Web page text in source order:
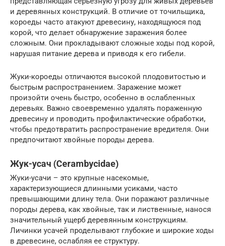
и деревянных конструкций. В отличие от точильщика,
короеды часто атакуют древесину, находящуюся под
корой, что делает обнаружение заражения более
сложным. Они прокладывают сложные ходы под корой,
нарушая питание дерева и приводя к его гибели.
Жуки-короеды отличаются высокой плодовитостью и
быстрым распространением. Заражение может
произойти очень быстро, особенно в ослабленных
деревьях. Важно своевременно удалять пораженную
древесину и проводить профилактические обработки,
чтобы предотвратить распространение вредителя. Они
предпочитают хвойные породы дерева.
Жук-усач (Cerambycidae)
Жуки-усачи – это крупные насекомые,
характеризующиеся длинными усиками, часто
превышающими длину тела. Они поражают различные
породы дерева, как хвойные, так и лиственные, нанося
значительный ущерб деревянным конструкциям.
Личинки усачей проделывают глубокие и широкие ходы
в древесине, ослабляя ее структуру.